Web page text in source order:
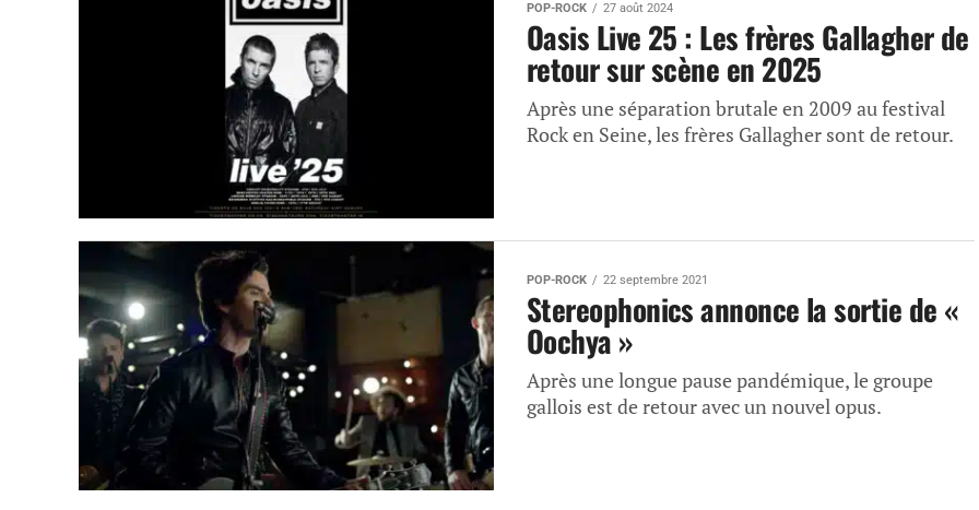
POP-ROCK 27 août 2024
Oasis Live 25 : Les frères Gallagher de
retour sur scène en 2025
Après une séparation brutale en 2009 au festival
Rock en Seine, les frères Gallagher sont de retour.
POP-ROCK 22 septembre 2021
Stereophonics annonce la sortie de «
Oochya »
Après une longue pause pandémique, le groupe
gallois est de retour avec un nouvel opus.